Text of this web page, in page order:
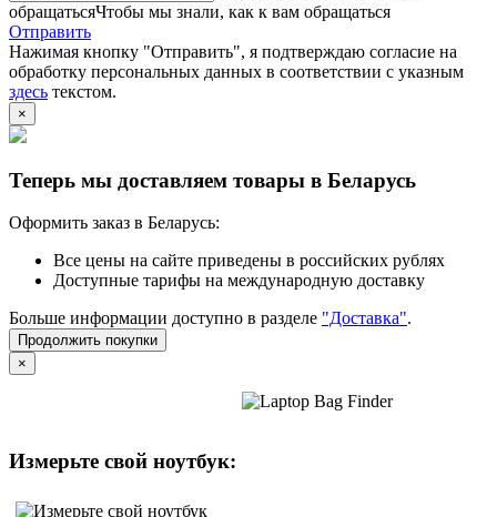
обращатьсяЧтобы мы знали, как к вам обращаться
Отправить
Нажимая кнопку "Отправить", я подтверждаю согласие на
обработку персональных данных в соответствии с указным
здесь текстом.
×
Теперь мы доставляем товары в Беларусь
Оформить заказ в Беларусь:
Все цены на сайте приведены в российских рублях
Доступные тарифы на международную доставку
Больше информации доступно в разделе "Доставка".
Продолжить покупки
×
Измерьте свой ноутбук: